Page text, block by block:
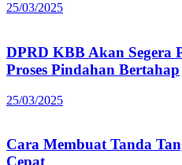
25/03/2025
DPRD KBB Akan Segera
Proses Pindahan Bertahap
25/03/2025
Cara Membuat Tanda
Cepat